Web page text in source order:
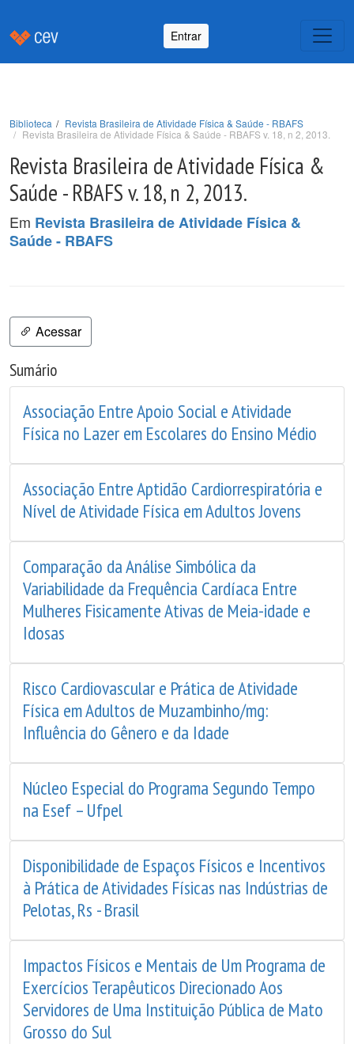
Entrar
Biblioteca
Revista Brasileira de Atividade Física & Saúde - RBAFS
Revista Brasileira de Atividade Física & Saúde - RBAFS v. 18, n 2, 2013.
Revista Brasileira de Atividade Física &
Saúde - RBAFS v. 18, n 2, 2013.
Em Revista Brasileira de Atividade Física &
Saúde - RBAFS
Acessar
Sumário
Associação Entre Apoio Social e Atividade
Física no Lazer em Escolares do Ensino Médio
Associação Entre Aptidão Cardiorrespiratória e
Nível de Atividade Física em Adultos Jovens
Comparação da Análise Simbólica da
Variabilidade da Frequência Cardíaca Entre
Mulheres Fisicamente Ativas de Meia-idade e
Idosas
Risco Cardiovascular e Prática de Atividade
Física em Adultos de Muzambinho/mg:
Influência do Gênero e da Idade
Núcleo Especial do Programa Segundo Tempo
na Esef – Ufpel
Disponibilidade de Espaços Físicos e Incentivos
à Prática de Atividades Físicas nas Indústrias de
Pelotas, Rs - Brasil
Impactos Físicos e Mentais de Um Programa de
Exercícios Terapêuticos Direcionado Aos
Servidores de Uma Instituição Pública de Mato
Grosso do Sul